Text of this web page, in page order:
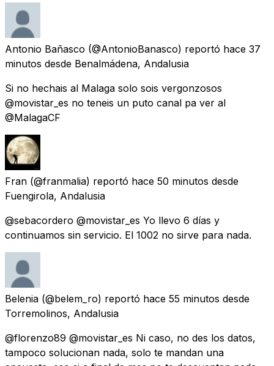
Antonio Bañasco (@AntonioBanasco) reportó hace 37
minutos desde Benalmádena, Andalusia
Si no hechais al Malaga solo sois vergonzosos
@movistar_es no teneis un puto canal pa ver al
@MalagaCF
Fran (@franmalia) reportó hace 50 minutos desde
Fuengirola, Andalusia
@sebacordero @movistar_es Yo llevo 6 días y
continuamos sin servicio. El 1002 no sirve para nada.
Belenia (@belem_ro) reportó hace 55 minutos desde
Torremolinos, Andalusia
@florenzo89 @movistar_es Ni caso, no des los datos,
tampoco solucionan nada, solo te mandan una